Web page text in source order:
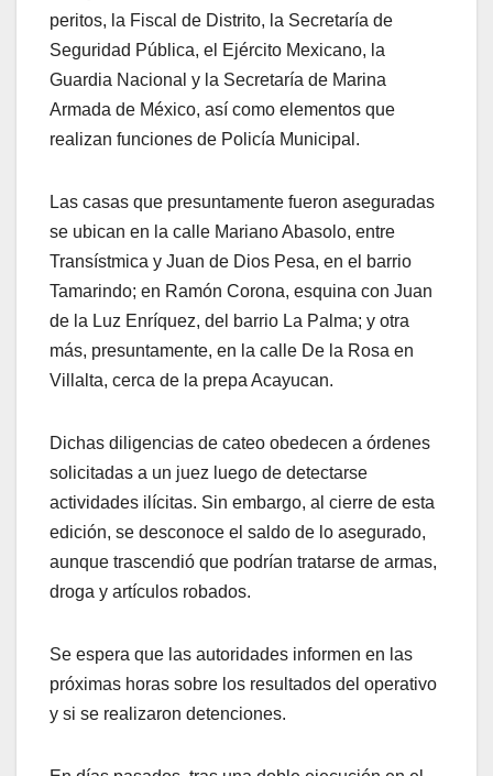
peritos, la Fiscal de Distrito, la Secretaría de
Seguridad Pública, el Ejército Mexicano, la
Guardia Nacional y la Secretaría de Marina
Armada de México, así como elementos que
realizan funciones de Policía Municipal.
Las casas que presuntamente fueron aseguradas
se ubican en la calle Mariano Abasolo, entre
Transístmica y Juan de Dios Pesa, en el barrio
Tamarindo; en Ramón Corona, esquina con Juan
de la Luz Enríquez, del barrio La Palma; y otra
más, presuntamente, en la calle De la Rosa en
Villalta, cerca de la prepa Acayucan.
Dichas diligencias de cateo obedecen a órdenes
solicitadas a un juez luego de detectarse
actividades ilícitas. Sin embargo, al cierre de esta
edición, se desconoce el saldo de lo asegurado,
aunque trascendió que podrían tratarse de armas,
droga y artículos robados.
Se espera que las autoridades informen en las
próximas horas sobre los resultados del operativo
y si se realizaron detenciones.